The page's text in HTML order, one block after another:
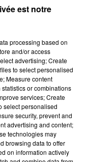
Samuel
Blois (Loir-et-
est notre
processing based on
and/or access
advertising; Create
to select personalised
Measure content
or combinations
services; Create
select personalised
security, prevent and
advertising and content;
technologies may
browsing data to offer
on information actively